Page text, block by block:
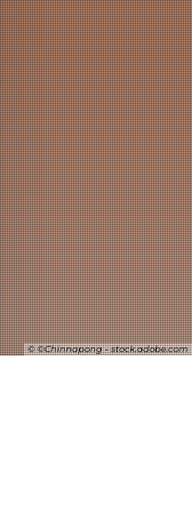
SUCHE
© ©Chinnapong - stock.adobe.com